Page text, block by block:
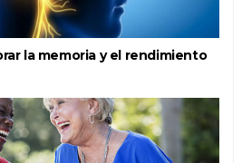
la memoria y el rendimiento